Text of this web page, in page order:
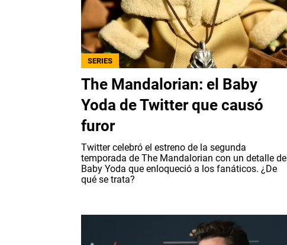
SERIES
The Mandalorian: el Baby
Yoda de Twitter que causó
furor
Twitter celebró el estreno de la segunda
temporada de The Mandalorian con un detalle de
Baby Yoda que enloqueció a los fanáticos. ¿De
qué se trata?